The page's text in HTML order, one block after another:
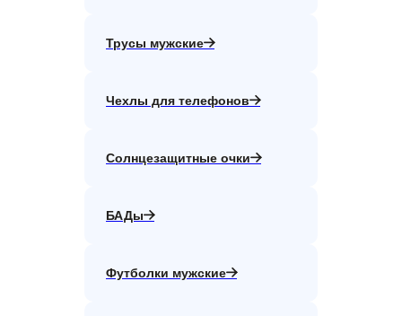
Трусы мужские
Чехлы для телефонов
Солнцезащитные очки
БАДы
Футболки мужские